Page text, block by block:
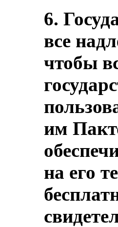
6.
все
чтобы
им
на его